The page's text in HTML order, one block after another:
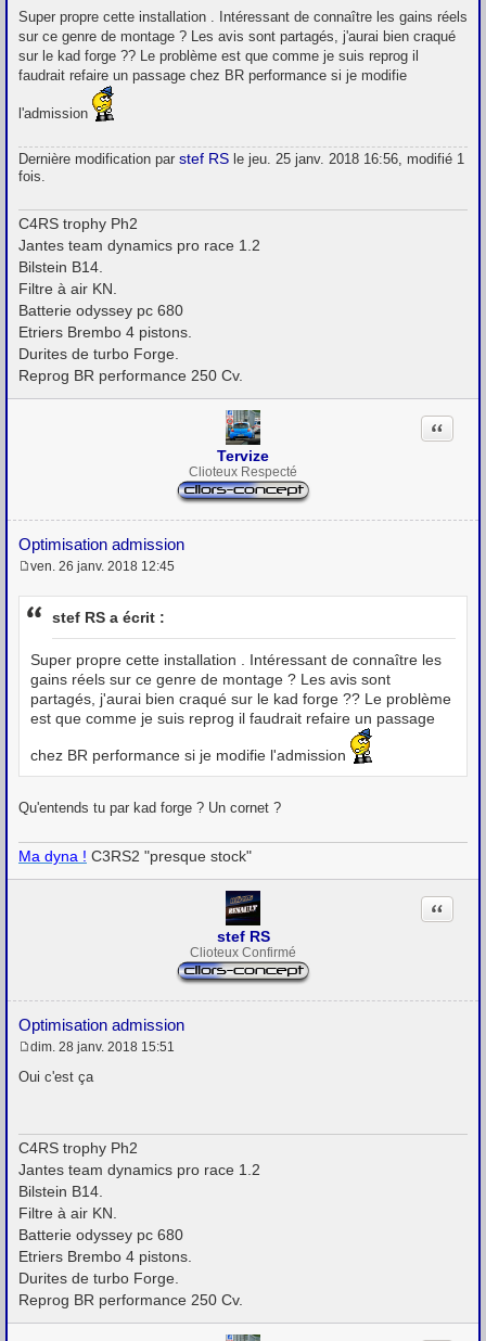
e
s
s
a
g
Super propre cette installation . Intéressant de connaître les gains réels
sur ce genre de montage ? Les avis sont partagés, j'aurai bien craqué
sur le kad forge ?? Le problème est que comme je suis reprog il
faudrait refaire un passage chez BR performance si je modifie
l'admission
Dernière modification par stef RS le jeu. 25 janv. 2018 16:56, modifié 1
fois.
C4RS trophy Ph2
Jantes team dynamics pro race 1.2
Bilstein B14.
Filtre à air KN.
Batterie odyssey pc 680
Etriers Brembo 4 pistons.
Durites de turbo Forge.
Reprog BR performance 250 Cv.
Tervize
Clioteux Respecté
Optimisation admission
Citation
e
s
g
e
ven. 26 janv. 2018 12:45
stef RS a écrit :
Super propre cette installation . Intéressant de connaître les
gains réels sur ce genre de montage ? Les avis sont
partagés, j'aurai bien craqué sur le kad forge ?? Le problème
est que comme je suis reprog il faudrait refaire un passage
chez BR performance si je modifie l'admission
Qu'entends tu par kad forge ? Un cornet ?
Ma dyna ! C3RS2 "presque stock"
stef RS
Clioteux Confirmé
Optimisation admission
Citation
e
g
e
dim. 28 janv. 2018 15:51
Oui c'est ça
C4RS trophy Ph2
Jantes team dynamics pro race 1.2
Bilstein B14.
Filtre à air KN.
Batterie odyssey pc 680
Etriers Brembo 4 pistons.
Durites de turbo Forge.
Reprog BR performance 250 Cv.